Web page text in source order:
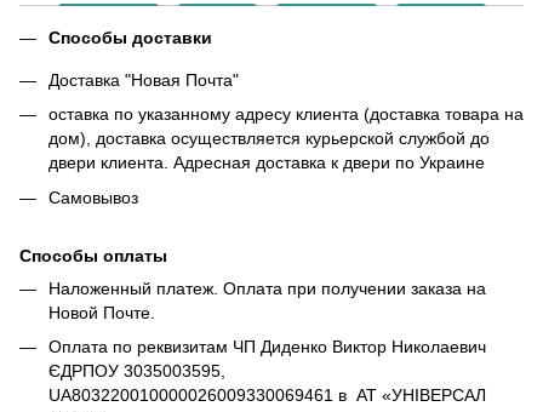
Способы доставки
Доставка "Новая Почта"
оставка по указанному адресу клиента (доставка товара на
дом), доставка осуществляется курьерской службой до
двери клиента. Адресная доставка к двери по Украине
Самовывоз
Способы оплаты
Наложенный платеж. Оплата при получении заказа на
Новой Почте.
Оплата по реквизитам ЧП Диденко Виктор Николаевич
ЄДРПОУ 3035003595,
UA803220010000026009330069461 в АТ «УНІВЕРСАЛ